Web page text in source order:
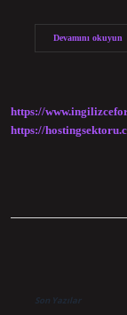
Devamını okuyun20
https://
https://
Son Yazılar